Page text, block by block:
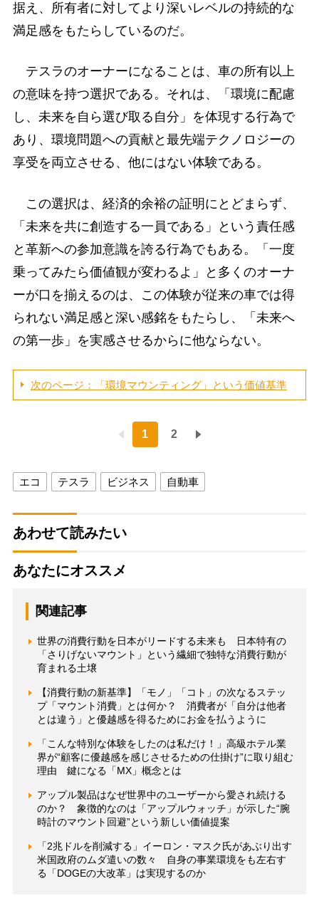
据え、所有者に対してより深いレベルの持続的な
満足感をもたらしているのだ。
テスラのオーナーになることは、車の所有以上
の意味を持つ選択である。それは、「環境に配慮
し、未来を自ら選び取る自分」を体現する行為で
あり、環境問題への貢献と最先端テクノロジーの
享受を両立させる、他にはない体験である。
この選択は、経済的余裕の証明にとどまらず、
「未来を共に創造する一員である」という責任感
と革新への参加意識を誇る行為でもある。「一度
乗ってみたら価値観が変わるよ」と多くのオーナ
ーが口を揃えるのは、この体験が従来の車では得
られない満足感と深い感銘をもたらし、「未来へ
の第一歩」を実感させるからに他ならない。
次のページ：「環境マウンティング」という価値基準
1 2
エコ テスラ ビジネス 自動車
あわせて読みたい
あなたにオススメ
関連記事
世界の消費行動を日本がリードする未来も 日本特有の
「さりげないマウント」という繊細で独特な消費行動が
育まれる土壌
【消費行動の新基準】「モノ」「コト」の次なるステッ
プ「マウント消費」とは何か？ 消費者が「自分は他者
とは違う」と優越感を得るためにお金を払うように
「こんな特別な体験をしたのは私だけ！」高級ホテル業
界が“顧客に優越感を感じさせるための仕掛け”に取り組む
理由 鍵になる「MX」概念とは
アップル製品はなぜ世界中のユーザーから愛され続ける
のか？ 象徴的なのは「アップルウォッチ」が示した“腕
時計のマウント回避”という新しい価値提案
「2兆ドルを削減する」イーロン・マスク氏があぶり出す
米国政府のムダ遣いの数々 自身の事業環境をも左右す
る「DOGEの大改革」は実現するのか